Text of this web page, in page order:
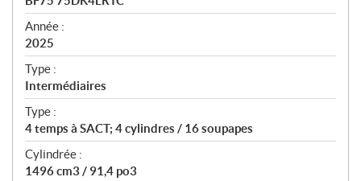
i
f
i
c
a
t
i
o
n
s
Année :
2025
Type :
Intermédiaires
Type :
4 temps à SACT; 4 cylindres / 16 soupapes
Cylindrée :
1496 cm3 / 91,4 po3